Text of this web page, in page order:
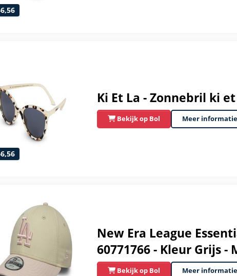
Ki Et La - Zonnebril ki
Bekijk op Bol Meer informatie
New Era League
60771766 - Kleur Grijs -
Bekijk op Bol Meer informatie